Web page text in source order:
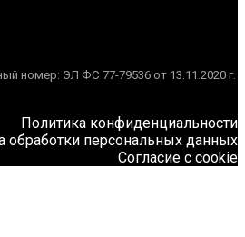
номер: ЭЛ ФС 77-79536 от 13.11.2020 г.
Политика конфиденциальности
обработки персональных данных
Согласие с cookie